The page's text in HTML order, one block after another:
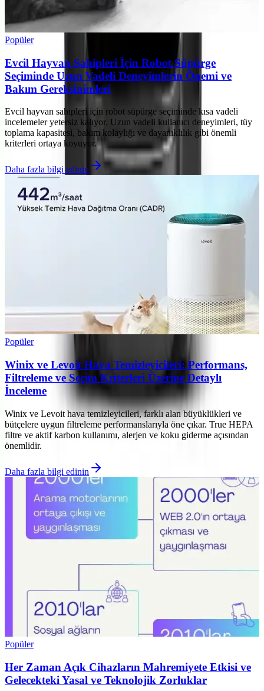
Popüler
Evcil Hayvan Sahipleri İçin Robot Süpürge
Seçiminde Uzun Vadeli Deneyimlerin Önemi ve
Bakım Gereksinimleri
Evcil hayvan sahipleri için robot süpürge seçiminde kısa vadeli
incelemeler yetersiz kalıyor. Uzun vadeli kullanıcı deneyimleri, tüy
toplama kapasitesi, bakım kolaylığı ve dayanıklılık gibi önemli
kriterleri ortaya koyuyor.
Daha fazla bilgi edinin
Popüler
Winix ve Levoit Hava Temizleyicileri: Performans,
Filtreleme ve Seçim Kriterleri Üzerine Detaylı
İnceleme
Winix ve Levoit hava temizleyicileri, farklı alan büyüklükleri ve
bütçelere uygun filtreleme performanslarıyla öne çıkar. True HEPA
filtre ve aktif karbon kullanımı, alerjen ve koku giderme açısından
önemlidir.
Daha fazla bilgi edinin
Popüler
Her Zaman Açık Cihazların Mahremiyete Etkisi ve
Gelecekteki Yasal ve Teknolojik Zorluklar